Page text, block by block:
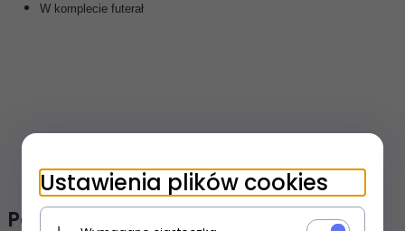
W komplecie futerał
Polecamy
Ustawienia plików cookies